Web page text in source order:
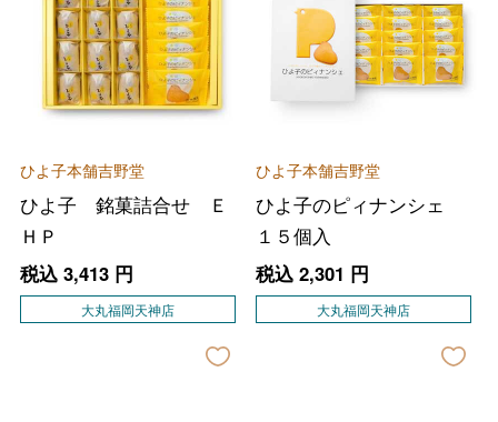
ひよ子本舗吉野堂
ひよ子 銘菓詰合せ Ｅ
ＨＰ
税込 3,413円
大丸福岡天神店
ひよ子本舗吉野堂
ひよ子のピィナンシェ
１５個入
税込 2,301 円
大丸福岡天神店